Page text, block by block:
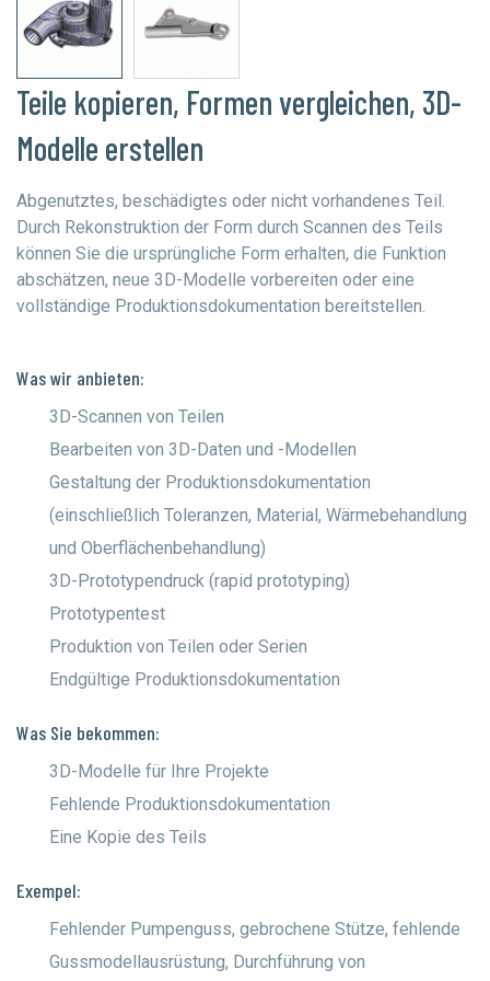
Teile kopieren, Formen vergleichen, 3D-
Modelle erstellen
Abgenutztes, beschädigtes oder nicht vorhandenes Teil.
Durch Rekonstruktion der Form durch Scannen des Teils
können Sie die ursprüngliche Form erhalten, die Funktion
abschätzen, neue 3D-Modelle vorbereiten oder eine
vollständige Produktionsdokumentation bereitstellen.
Was wir anbieten:
3D-Scannen von Teilen
Bearbeiten von 3D-Daten und -Modellen
Gestaltung der Produktionsdokumentation
(einschließlich Toleranzen, Material, Wärmebehandlung
und Oberflächenbehandlung)
3D-Prototypendruck (rapid prototyping)
Prototypentest
Produktion von Teilen oder Serien
Endgültige Produktionsdokumentation
Was Sie bekommen:
3D-Modelle für Ihre Projekte
Fehlende Produktionsdokumentation
Eine Kopie des Teils
Exempel:
Fehlender Pumpenguss, gebrochene Stütze, fehlende
Gussmodellausrüstung, Durchführung von